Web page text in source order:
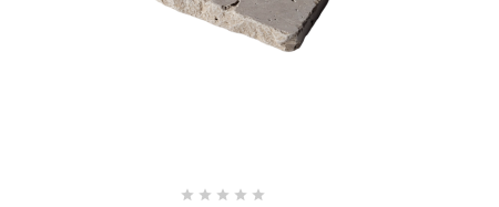
    